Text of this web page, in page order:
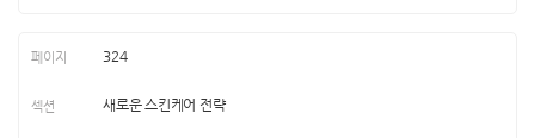
324
새로운 스킨케어 전략